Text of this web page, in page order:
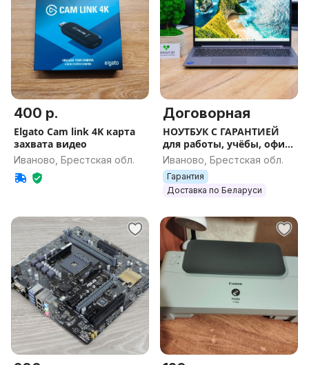
400 р.
Elgato Cam link 4K карта
захвата видео
Иваново, Брестская обл.
Договорная
НОУТБУК С ГАРАНТИЕЙ
для работы, учёбы, офиса
и игр
Иваново, Брестская обл.
Гарантия
Доставка по Беларуси